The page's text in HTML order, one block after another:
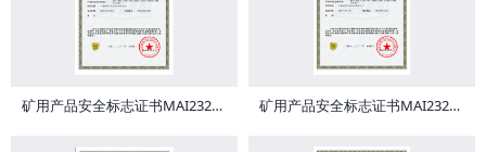
矿用产品安全标志证书MAI232422 矿用产品安全标志证书MAI232421